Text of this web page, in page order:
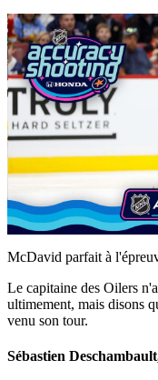
McDavid parfait à
Le capitaine des Oilers
ultimement, mais disons
venu son tour.
Sébastien